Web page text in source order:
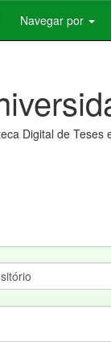
Navegar por
Digital de Teses